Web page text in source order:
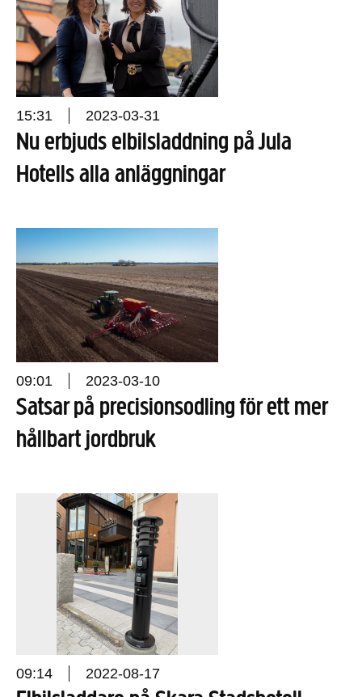
15:31 2023-03-31
Nu erbjuds elbilsladdning på Jula
Hotells alla anläggningar
09:01 2023-03-10
Satsar på precisionsodling för ett mer
hållbart jordbruk
09:14 2022-08-17